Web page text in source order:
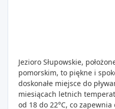
Jezioro Słupowskie,
pomorskim, to piękne i
doskonałe miejsce do
miesiącach letnich
od 18 do 22°C, co